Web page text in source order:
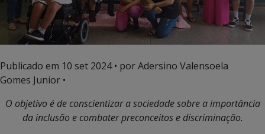
Publicado em 10 set 2024• por Adersino Valensoela
Gomes Junior •
O objetivo é de conscientizar a sociedade sobre a importância
da inclusão e combater preconceitos e discriminação.